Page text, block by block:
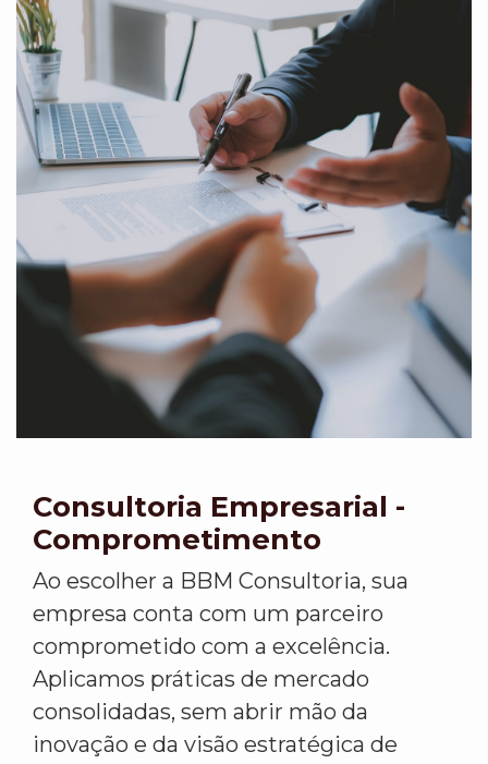
Consultoria Empresarial -
Comprometimento
Ao escolher a BBM Consultoria, sua
empresa conta com um parceiro
comprometido com a excelência.
Aplicamos práticas de mercado
consolidadas, sem abrir mão da
inovação e da visão estratégica de